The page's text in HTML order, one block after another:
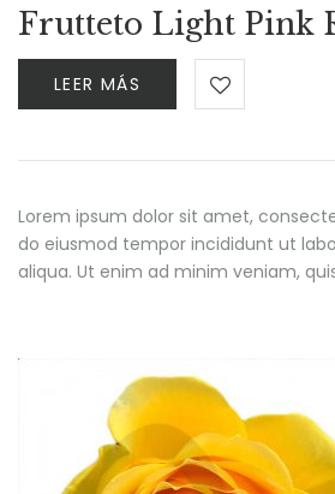
Frutteto Light Pink
LEER MÁS
Lorem ipsum dolor sit amet,
do eiusmod tempor incididunt ut
aliqua. Ut enim ad minim veniam,